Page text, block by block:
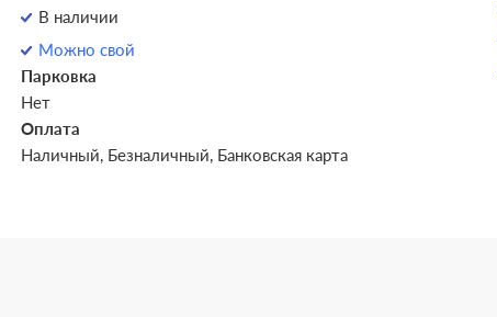
В наличии
Можно свой
Парковка
Нет
Оплата
Наличный, Безналичный, Банковская карта